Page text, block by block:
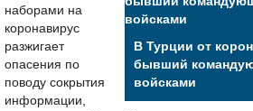
В Турции от
бывший
войсками
наборами на
коронавирус
разжигает
опасения по
поводу сокрытия
информации,